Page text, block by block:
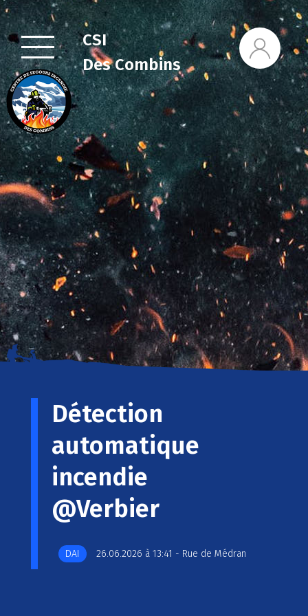
CSI
Des Combins
Détection
automatique
incendie
@Verbier
DAI 26.06.2026 à 13:41 - Rue de Médran